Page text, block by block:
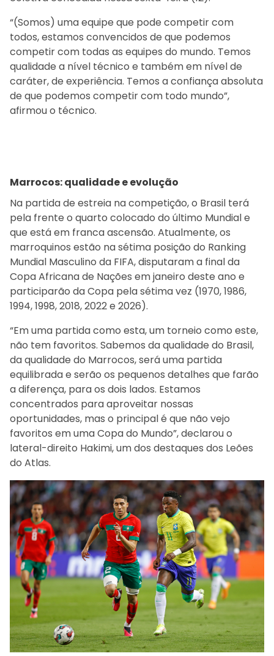
“(Somos) uma equipe que pode competir com
todos, estamos convencidos de que podemos
competir com todas as equipes do mundo. Temos
qualidade a nível técnico e também em nível de
caráter, de experiência. Temos a confiança absoluta
de que podemos competir com todo mundo”,
afirmou o técnico.
Marrocos: qualidade e evolução
Na partida de estreia na competição, o Brasil terá
pela frente o quarto colocado do último Mundial e
que está em franca ascensão. Atualmente, os
marroquinos estão na sétima posição do Ranking
Mundial Masculino da FIFA, disputaram a final da
Copa Africana de Nações em janeiro deste ano e
participarão da Copa pela sétima vez (1970, 1986,
1994, 1998, 2018, 2022 e 2026).
“Em uma partida como esta, um torneio como este,
não tem favoritos. Sabemos da qualidade do Brasil,
da qualidade do Marrocos, será uma partida
equilibrada e serão os pequenos detalhes que farão
a diferença, para os dois lados. Estamos
concentrados para aproveitar nossas
oportunidades, mas o principal é que não vejo
favoritos em uma Copa do Mundo”, declarou o
lateral-direito Hakimi, um dos destaques dos Leões
do Atlas.